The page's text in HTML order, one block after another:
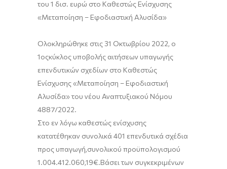
του 1 δισ. ευρώ στο Καθεστώς Ενίσχυσης
«Μεταποίηση – Εφοδιαστική Αλυσίδα»
Ολοκληρώθηκε στις 31 Οκτωβρίου 2022, ο
1οςκύκλος υποβολής αιτήσεων υπαγωγής
επενδυτικών σχεδίων στο Καθεστώς
Ενίσχυσης «Μεταποίηση – Εφοδιαστική
Αλυσίδα» του νέου Αναπτυξιακού Νόμου
4887/2022.
Στο εν λόγω καθεστώς ενίσχυσης
κατατέθηκαν συνολικά 401 επενδυτικά σχέδια
προς υπαγωγή,συνολικού προϋπολογισμού
1.004.412.060,19€.Βάσει των συγκεκριμένων